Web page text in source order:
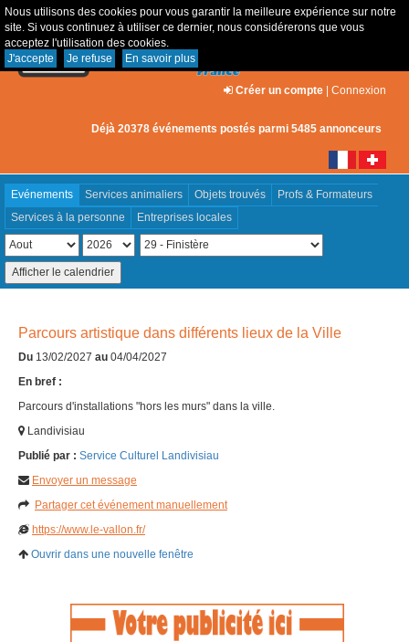
Nous utilisons des cookies pour vous garantir la meilleure expérience sur notre
site. Si vous continuez à utiliser ce dernier, nous considérerons que vous
acceptez l'utilisation des cookies.
J'accepte
Je refuse En savoir plus
Créer un compte | Connexion
Déjà 20378 événements postés parmi 5485 annonceurs
Evénements Services animaliers Objets trouvés
Profs & Formateurs
Services à la personne
Entreprises locales
Parcours artistique dans différents lieux de la Ville
Du 13/02/2027 au 04/04/2027
En bref :
Parcours d'installations "hors les murs" dans la ville.
Landivisiau
Publié par : Service Culturel Landivisiau
Envoyer un message
Partager cet événement manuellement
https://www.le-vallon.fr/
Ouvrir dans une nouvelle fenêtre